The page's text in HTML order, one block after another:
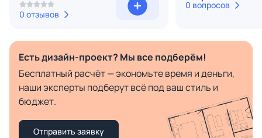
0 отзывов
0 вопросов
Есть дизайн-проект? Мы все подберём!
Бесплатный расчёт — экономьте время и деньги,
наши эксперты подберут всё под ваш стиль и
бюджет.
Отправить заявку